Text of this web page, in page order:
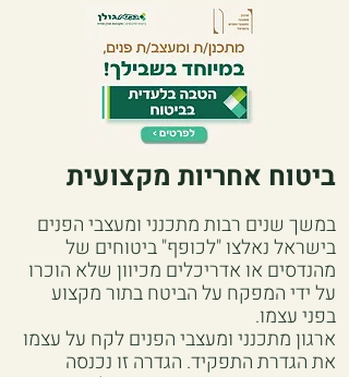
ביטוח אחריות מקצועית
במשך שנים רבות מתכנני ומעצבי הפנים
בישראל נאלצו "לכופף" ביטוחים של
מהנדסים או אדריכלים מכיוון שלא הוכרו
על ידי המפקח על הביטח בתור מקצוע
בפני עצמו.
ארגון מתכנני ומעצבי הפנים לקח על עצמו
את הגדרת התפקיד. הגדרה זו נכנסה